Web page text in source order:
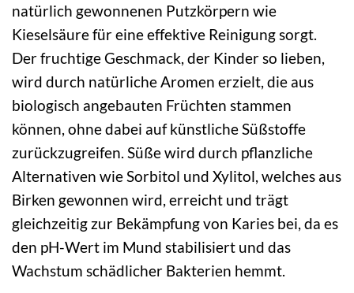
natürlich gewonnenen Putzkörpern wie
Kieselsäure für eine effektive Reinigung sorgt.
Der fruchtige Geschmack, der Kinder so lieben,
wird durch natürliche Aromen erzielt, die aus
biologisch angebauten Früchten stammen
können, ohne dabei auf künstliche Süßstoffe
zurückzugreifen. Süße wird durch pflanzliche
Alternativen wie Sorbitol und Xylitol, welches aus
Birken gewonnen wird, erreicht und trägt
gleichzeitig zur Bekämpfung von Karies bei, da es
den pH-Wert im Mund stabilisiert und das
Wachstum schädlicher Bakterien hemmt.